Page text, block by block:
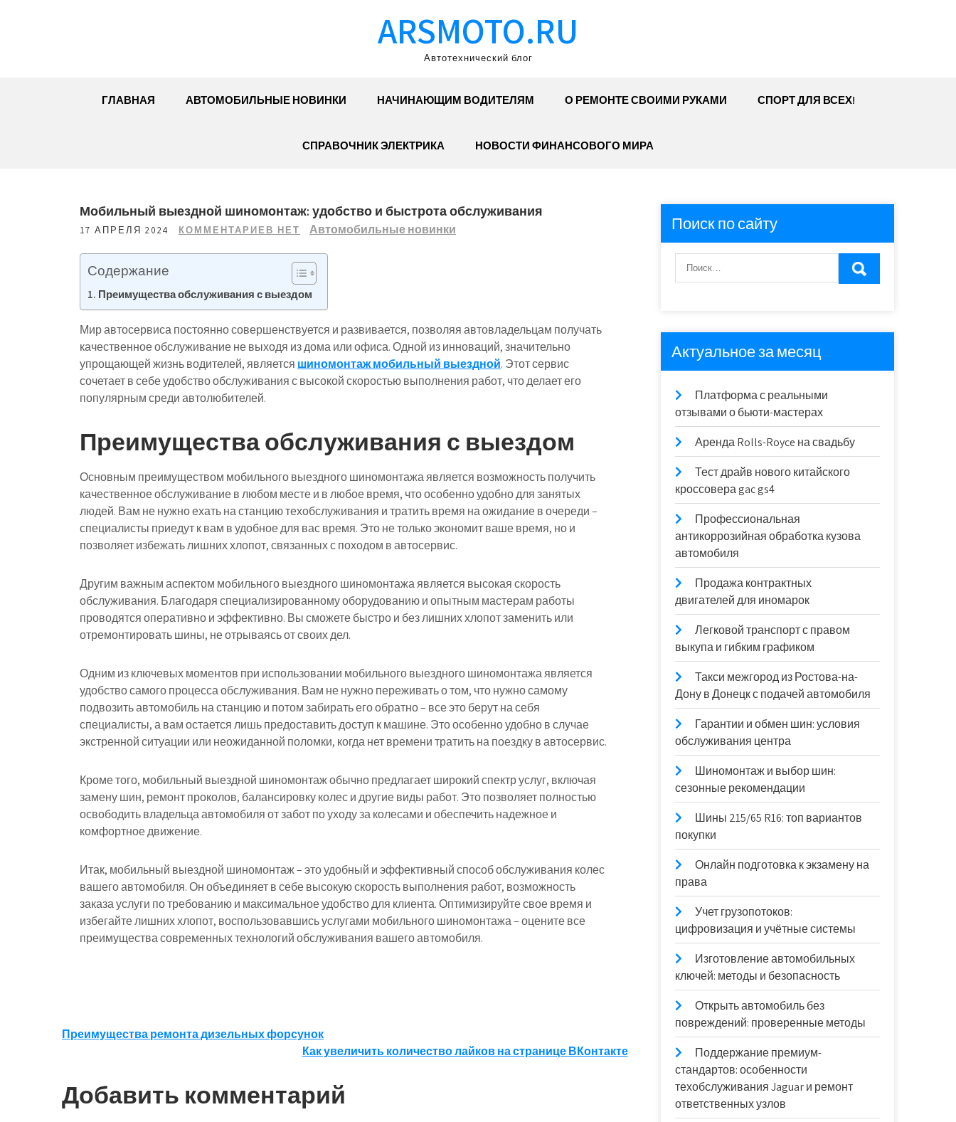
ARSMOTO.RU
Автотехнический блог
ГЛАВНАЯ АВТОМОБИЛЬНЫЕ НОВИНКИ НАЧИНАЮЩИМ ВОДИТЕЛЯМ О РЕМОНТЕ СВОИМИ РУКАМИ СПОРТ ДЛЯ ВСЕХ!
СПРАВОЧНИК ЭЛЕКТРИКА НОВОСТИ ФИНАНСОВОГО МИРА
Мобильный выездной шиномонтаж: удобство и быстрота обслуживания
17 АПРЕЛЯ 2024 КОММЕНТАРИЕВ НЕТ Автомобильные новинки
Содержание
Преимущества обслуживания с выездом
Мир автосервиса постоянно совершенствуется и развивается, позволяя автовладельцам получать
качественное обслуживание не выходя из дома или офиса. Одной из инноваций, значительно
упрощающей жизнь водителей, является шиномонтаж мобильный выездной. Этот сервис
сочетает в себе удобство обслуживания с высокой скоростью выполнения работ, что делает его
популярным среди автолюбителей.
Преимущества обслуживания с выездом
Основным преимуществом мобильного выездного шиномонтажа является возможность получить
качественное обслуживание в любом месте и в любое время, что особенно удобно для занятых
людей. Вам не нужно ехать на станцию техобслуживания и тратить время на ожидание в очереди –
специалисты приедут к вам в удобное для вас время. Это не только экономит ваше время, но и
позволяет избежать лишних хлопот, связанных с походом в автосервис.
Другим важным аспектом мобильного выездного шиномонтажа является высокая скорость
обслуживания. Благодаря специализированному оборудованию и опытным мастерам работы
проводятся оперативно и эффективно. Вы сможете быстро и без лишних хлопот заменить или
отремонтировать шины, не отрываясь от своих дел.
Одним из ключевых моментов при использовании мобильного выездного шиномонтажа является
удобство самого процесса обслуживания. Вам не нужно переживать о том, что нужно самому
подвозить автомобиль на станцию и потом забирать его обратно – все это берут на себя
специалисты, а вам остается лишь предоставить доступ к машине. Это особенно удобно в случае
экстренной ситуации или неожиданной поломки, когда нет времени тратить на поездку в автосервис.
Кроме того, мобильный выездной шиномонтаж обычно предлагает широкий спектр услуг, включая
замену шин, ремонт проколов, балансировку колес и другие виды работ. Это позволяет полностью
освободить владельца автомобиля от забот по уходу за колесами и обеспечить надежное и
комфортное движение.
Итак, мобильный выездной шиномонтаж – это удобный и эффективный способ обслуживания колес
вашего автомобиля. Он объединяет в себе высокую скорость выполнения работ, возможность
заказа услуги по требованию и максимальное удобство для клиента. Оптимизируйте свое время и
избегайте лишних хлопот, воспользовавшись услугами мобильного шиномонтажа – оцените все
преимущества современных технологий обслуживания вашего автомобиля.
Навигация
записям
Преимущества ремонта дизельных форсунок
Как увеличить количество лайков на странице ВКонтакте
Добавить комментарий
Поиск по сайту
Актуальное за месяц
Платформа с реальными
отзывами о бьюти-мастерах
Аренда Rolls-Royce на свадьбу
Тест драйв нового китайского
кроссовера gac gs4
Профессиональная
антикоррозийная обработка кузова
автомобиля
Продажа контрактных
двигателей для иномарок
Легковой транспорт с правом
выкупа и гибким графиком
Такси межгород из Ростова-на-
Дону в Донецк с подачей автомобиля
Гарантии и обмен шин: условия
обслуживания центра
Шиномонтаж и выбор шин:
сезонные рекомендации
Шины 215/65 R16: топ вариантов
покупки
Онлайн подготовка к экзамену на
права
Учет грузопотоков:
цифровизация и учётные системы
Изготовление автомобильных
ключей: методы и безопасность
Открыть автомобиль без
повреждений: проверенные методы
Поддержание премиум-
стандартов: особенности
техобслуживания Jaguar и ремонт
ответственных узлов